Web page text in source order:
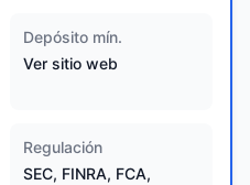
Depósito mín.
Ver sitio web
Regulación
SEC, FINRA, FCA,